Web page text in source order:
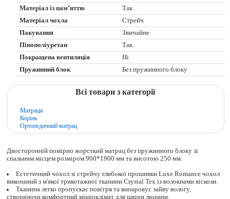
Матеріал із пам’яттю
Так
Матеріал чохла
Стрейч
Пакування
Звичайне
Пінополіуретан
Так
Покращена вентиляція
Ні
Пружинний блок
Без пружинного блоку
Всі товари з категорії
Матраци
Корінь
Ортопедичний матрац
Двосторонній помірно жорсткий матрац без пружинного блоку зі
спальним місцем розміром 900*1900 мм та висотою 250 мм.
Естетичний чохол зі стрейчу глибокої прошивки Luxe Romance чохол
виконаний з м'якої трикотажної тканини Crystal Tex із волокнами віскози.
Тканина легко пропускає повітря та випаровує зайву вологу,
створюючи комфортний мікроклімат для шкіри людини.